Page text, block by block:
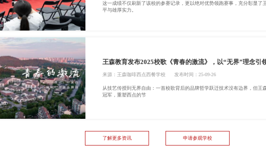
这一成绩不仅刷新了该校的参赛记录，更以绝对优势领跑赛事，充分彰显了
平与雄厚实力。
王森教育发布2025校歌《青春的激流》，以“无界”理念引
来源： 王森咖啡西点西餐学校 发布时间：25-09-26
从技艺传授到无界自由：一首校歌背后的品牌哲学跃迁技术没有边界，但王
冠军，重塑西点的节
了解更多资讯 申请参观学校